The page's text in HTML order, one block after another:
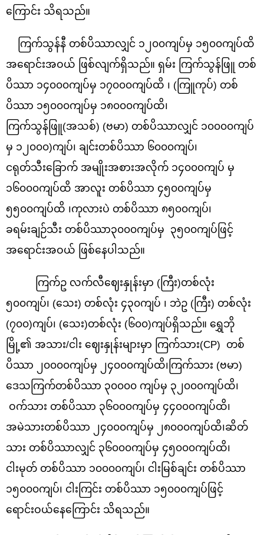
ကြောင်း သိရသည်။
ကြက်သွန်နီ တစ်ပိဿာလျှင် ၁၂၀၀ကျပ်မှ ၁၅၀၀ကျပ်ထိ
အရောင်းအဝယ် ဖြစ်လျက်ရှိသည်။ ရှမ်း ကြက်သွန်ဖြူ တစ်
ပိဿာ ၁၄၀၀၀ကျပ်မှ ၁၇၀၀၀ကျပ်ထိ ၊ (ကြူကုပ်) တစ်
ပိဿာ ၁၅၀၀၀ကျပ်မှ ၁၈၀၀၀ကျပ်ထိ၊
ကြက်သွန်ဖြူ(အသစ်) (ဗမာ) တစ်ပိဿာလျှင် ၁၀၀၀၀ကျပ်
မှ ၁၂၀၀၀)ကျပ်၊ ချင်းတစ်ပိဿာ ၆၀၀၀ကျပ်၊
ငရုတ်သီးခြောက် အမျိုးအစားအလိုက် ၁၄၀၀၀ကျပ် မှ
၁၆၀၀၀ကျပ်ထိ အာလူး တစ်ပိဿာ ၄၅၀၀ကျပ်မှ
၅၅၀၀ကျပ်ထိ ၊ကုလားပဲ တစ်ပိဿာ ၈၅၀၀ကျပ်၊
ခရမ်းချဉ်သီး တစ်ပိဿာ၃၀၀၀ကျပ်မှ ၃၅၀၀ကျပ်ဖြင့်
အရောင်းအဝယ် ဖြစ်နေပါသည်။
ကြက်ဥ လက်လီဈေးနှုန်းမှာ (ကြီး)တစ်လုံး
၅၀၀ကျပ်၊ (သေး) တစ်လုံး ၄၃၀ကျပ် ၊ ဘဲဥ (ကြီး) တစ်လုံး
(၇၀၀)ကျပ်၊ (သေး)တစ်လုံး (၆၀၀)ကျပ်ရှိသည်။ ရွှေဘို
မြို့၏ အသား/ငါး ဈေးနှုန်းများမှာ ကြက်သား(CP) တစ်
ပိဿာ ၂၀၀၀၀ကျပ်မှ ၂၄၀၀၀ကျပ်ထိ၊ကြက်သား (ဗမာ)
ဒေသကြက်တစ်ပိဿာ ၃၀၀၀၀ ကျပ်မှ ၃၂၀၀၀ကျပ်ထိ၊
ဝက်သား တစ်ပိဿာ ၃၆၀၀၀ကျပ်မှ ၄၄၀၀၀ကျပ်ထိ၊
အမဲသားတစ်ပိဿာ ၂၄၀၀၀ကျပ်မှ ၂၈၀၀၀ကျပ်ထိ၊ဆိတ်
သား တစ်ပိဿာလျှင် ၃၆၀၀၀ကျပ်မှ ၄၅၀၀၀ကျပ်ထိ၊
ငါးမုတ် တစ်ပိဿာ ၁၀၀၀၀ကျပ်၊ ငါးမြစ်ချင်း တစ်ပိဿာ
၁၅၀၀၀ကျပ်၊ ငါးကြင်း တစ်ပိဿာ ၁၅၀၀၀ကျပ်ဖြင့်
ရောင်းဝယ်နေကြောင်း သိရသည်။